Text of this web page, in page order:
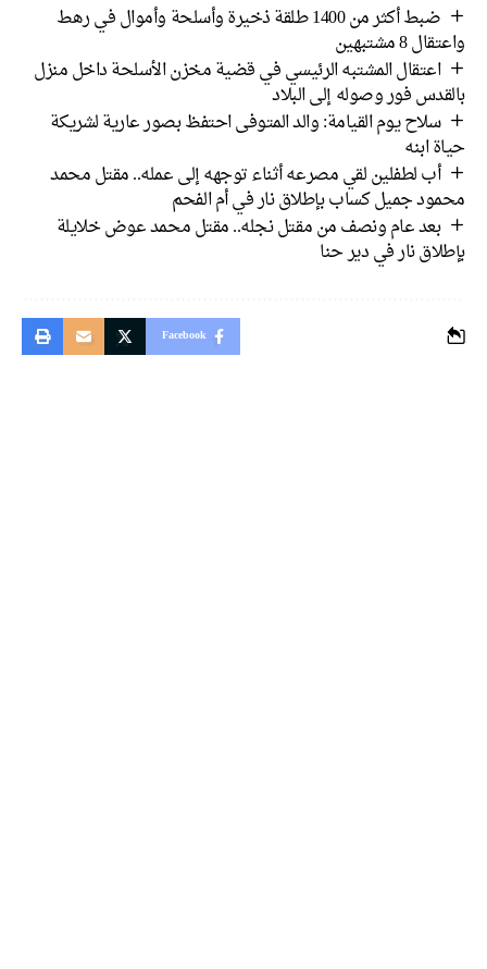
ضبط أكثر من 1400 طلقة ذخيرة وأسلحة وأموال في رهط
واعتقال 8 مشتبهين
اعتقال المشتبه الرئيسي في قضية مخزن الأسلحة داخل منزل
بالقدس فور وصوله إلى البلاد
سلاح يوم القيامة: والد المتوفى احتفظ بصور عارية لشريكة
حياة ابنه
أب لطفلين لقي مصرعه أثناء توجهه إلى عمله.. مقتل محمد
محمود جميل كساب بإطلاق نار في أم الفحم
بعد عام ونصف من مقتل نجله.. مقتل محمد عوض خلايلة
بإطلاق نار في دير حنا
Facebook